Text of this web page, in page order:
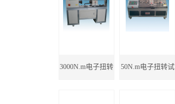
3000N.m电子扭转 50N.m电子扭转试